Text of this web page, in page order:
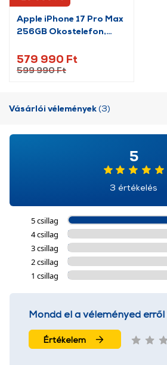
Apple iPhone 17 Pro Max
256GB Okostelefon,
(MFYN4HX/A)
579 990 Ft
599 990 Ft
Vásárlói vélemények(3)
5
3 értékelés
5 csillag
4 csillag
3 csillag
2 csillag
1 csillag
Mondd el a véleményed
Értékelem